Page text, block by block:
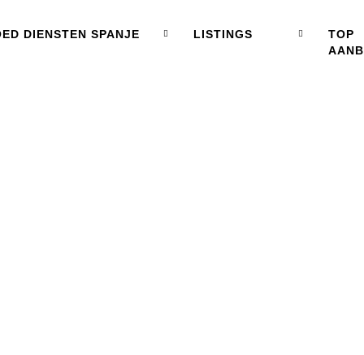
DIENSTEN SPANJE LISTINGS
TOP